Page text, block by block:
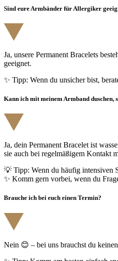
Sind eure Armbänder für Allergiker
Ja, unsere Permanent Bracelets
geeignet.
✨ Tipp: Wenn du unsicher bist,
Kann ich mit meinem Armband duschen,
Ja, dein Permanent Bracelet ist
sie auch bei regelmäßigem Kontakt
💡 Tipp: Wenn du häufig intensiven
✨ Komm gern vorbei, wenn du
Brauche ich bei euch einen Termin?
Nein 😊 – bei uns brauchst du